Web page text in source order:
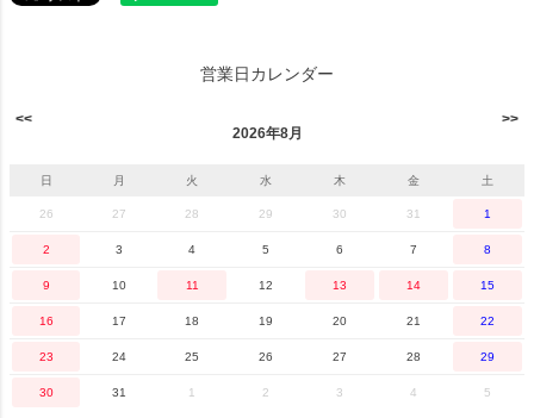
営業日カレンダー
2026年8月
日 月 火 水 木 金 土
26 27 28 29 30 31 1
2 3 4 5 6 7 8
9 10 11 12 13 14 15
16 17 18 19 20 21 22
23 24 25 26 27 28 29
30 31 1 2 3 4 5